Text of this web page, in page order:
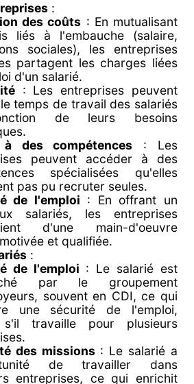
:
des coûts : En mutualisant
liés à l'embauche (salaire,
sociales), les entreprises
partagent les charges liées
d'un salarié.
: Les entreprises peuvent
temps de travail des salariés
de leurs besoins
à des compétences : Les
peuvent accéder à des
spécialisées qu'elles
pas pu recruter seules.
de l'emploi : En offrant un
salariés, les entreprises
d'une main-d'oeuvre
et qualifiée.
:
de l'emploi : Le salarié est
par le groupement
souvent en CDI, ce qui
une sécurité de l'emploi,
s'il travaille pour plusieurs
des missions: Le salarié a
de travailler dans
entreprises, ce qui enrichit